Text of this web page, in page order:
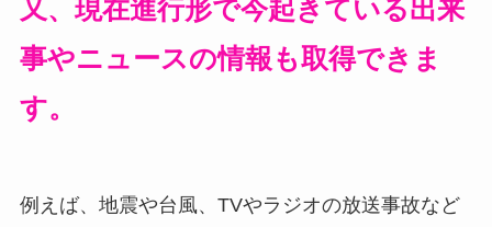
又、現在進行形で今起きている出来
事やニュースの情報も取得できま
す。
例えば、地震や台風、TVやラジオの放送事故など